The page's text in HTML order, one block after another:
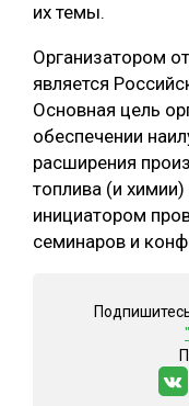
их темы.
Организатором
является
Основная цель
обеспечении
расширения
топлива (и
инициатором
семинаров и